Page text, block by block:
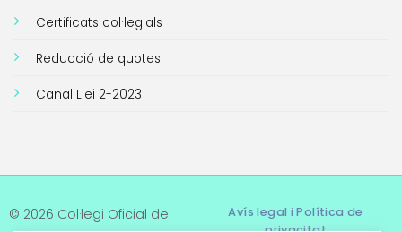
Certificats col·legials
Reducció de quotes
Canal Llei 2-2023
© 2026 Col·legi Oficial de
Avís legal i Política de